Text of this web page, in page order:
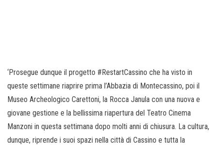
‘Prosegue dunque il progetto #RestartCassino che ha visto in
queste settimane riaprire prima l’Abbazia di Montecassino, poi il
Museo Archeologico Carettoni, la Rocca Janula con una nuova e
giovane gestione e la bellissima riapertura del Teatro Cinema
Manzoni in questa settimana dopo molti anni di chiusura. La cultura,
dunque, riprende i suoi spazi nella città di Cassino e tutta la